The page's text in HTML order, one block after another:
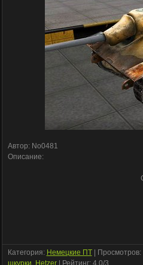
Автор: No0481
Описание:
Категория: Немецкие ПТ| Просмотров:
шкурки, Hetzer| Рейтинг: 4.0/3